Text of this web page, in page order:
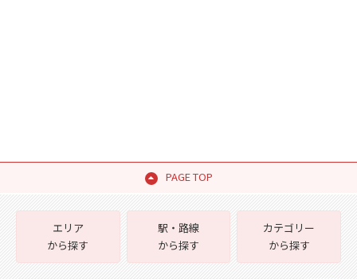
PAGE TOP
エリア
から探す
駅・路線
から探す
カテゴリー
から探す